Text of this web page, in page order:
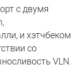
с двумя
и хэтчбеком
со
VLN.